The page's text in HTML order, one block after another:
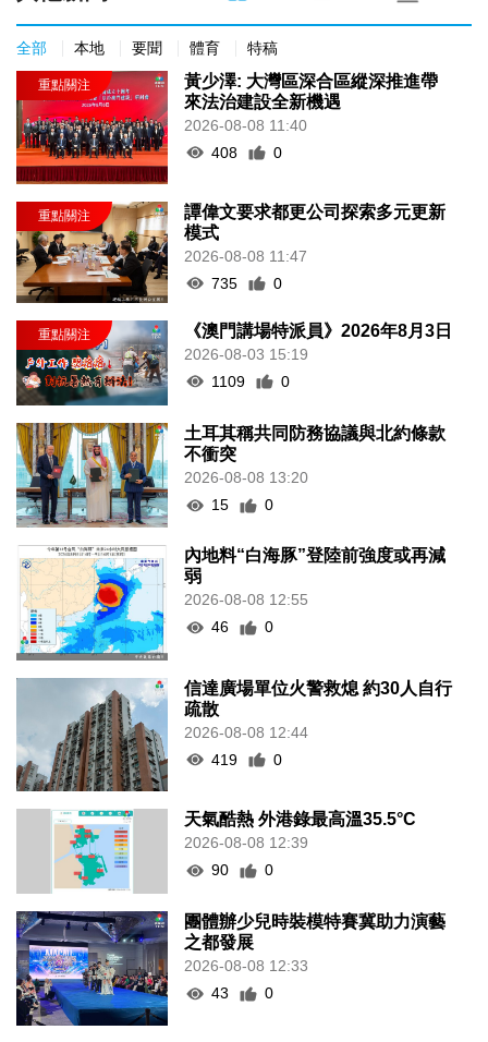
全部 本地 要聞 體育 特稿
黃少澤: 大灣區深合區縱深推進帶
來法治建設全新機遇
2026-08-08 11:40
408
0
譚偉文要求都更公司探索多元更新
模式
2026-08-08 11:47
735
0
《澳門講場特派員》2026年8月3日
2026-08-03 15:19
1109
0
土耳其稱共同防務協議與北約條款
不衝突
2026-08-08 13:20
15
0
內地料“白海豚”登陸前強度或再減
弱
2026-08-08 12:55
46
0
信達廣場單位火警救熄 約30人自行
疏散
2026-08-08 12:44
419
0
天氣酷熱 外港錄最高溫35.5°C
2026-08-08 12:39
90
0
團體辦少兒時裝模特賽冀助力演藝
之都發展
2026-08-08 12:33
43
0